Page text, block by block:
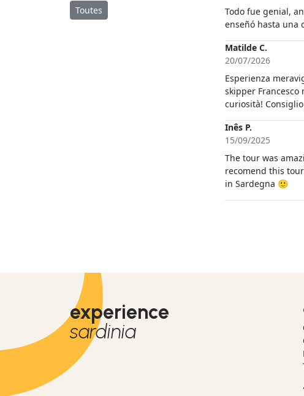
Toutes
Todo fue genial,
enseñó hasta una
Matilde C.
20/07/2026
Esperienza
skipper
curiosità!
Inês P.
15/09/2025
The tour was
recomend this
in Sardegna 🙂
experience
sardinia